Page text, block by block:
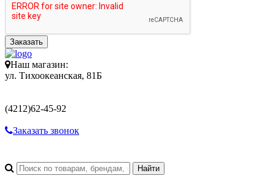
Заказать
Наш магазин:
ул. Тихоокеанская, 81Б
(4212)62-45-92
Заказать звонок